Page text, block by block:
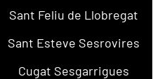
Sant Feliu de Llobregat
Sant Esteve Sesrovires
Cugat Sesgarrigues